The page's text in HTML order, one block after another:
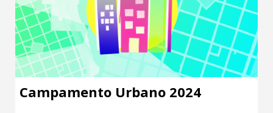
Medio Ambiente
Música
Sin categoría
Campamento Urbano 2024